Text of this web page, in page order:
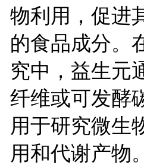
物利用，促进
的食品成分。
究中，益生元
纤维或可发酵
用于研究微生
用和代谢产物。